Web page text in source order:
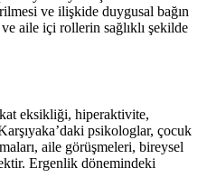
ve ilişkide duygusal bağın
aile içi rollerin sağlıklı şekilde
eksikliği, hiperaktivite,
psikologlar, çocuk
aile görüşmeleri, bireysel
Ergenlik dönemindeki